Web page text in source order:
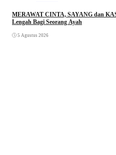
MERAWAT CINTA, SAYANG dan
Lengah Bagi Seorang Ayah
5 Agustus 2026